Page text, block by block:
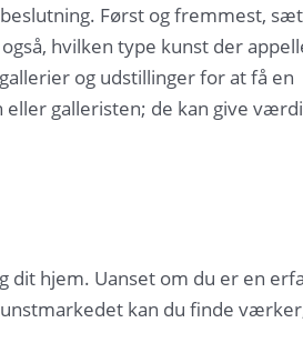
Først og fremmest,
hvilken type kunst der
og udstillinger for at få en
galleristen; de kan give
dit hjem. Uanset om du er en
kan du finde